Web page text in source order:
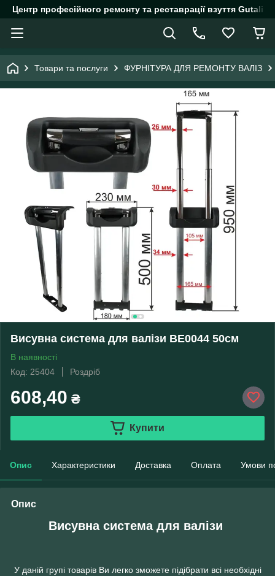
Центр професійного ремонту та реставрації взуття
Товари та послуги ФУРНІТУРА ДЛЯ РЕМОНТУ ВАЛІЗ
Висувна система для валізи ВЕ0044 50см
В наявності
Код: 25404
Роздріб
608,40 ₴
Купити
Опис Характеристики Доставка Оплата Умови
Опис
Висувна система для валізи
У даній групі товарів Ви легко зможете підібрати всі необхідні